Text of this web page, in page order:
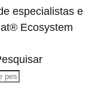
especialistas e
Ecosystem